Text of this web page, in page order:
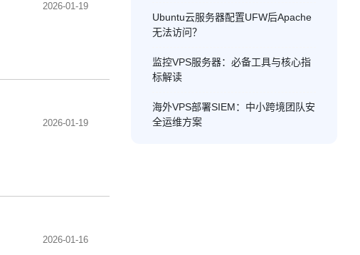
2026-01-19
2026-01-19
2026-01-16
Ubuntu云服务器配置UFW后Apache
无法访问？
监控VPS服务器：必备工具与核心指
标解读
海外VPS部署SIEM：中小跨境团队安
全运维方案